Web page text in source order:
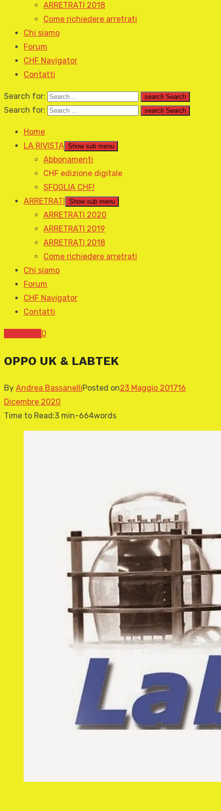
ARRETRATI 2018
Come richiedere arretrati
Chi siamo
Forum
CHF Navigator
Contatti
Search for: search Search
Search for: search Search
Home
LA RIVISTA Show sub menu
Abbonamenti
CHF edizione digitale
SFOGLIA CHF!
ARRETRATI
Show sub menu
ARRETRATI 2020
ARRETRATI 2019
ARRETRATI 2018
Come richiedere arretrati
Chi siamo
Forum
CHF Navigator
Contatti
0
OPPO UK & LABTEK
By Andrea BassanelliPosted on23 Maggio 201716
Dicembre 2020
Time to Read:3 min-664words